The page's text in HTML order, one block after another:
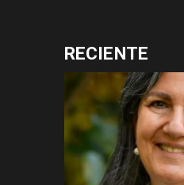
RECIENTE